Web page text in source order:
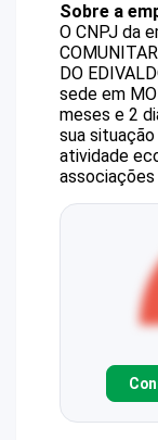
Sobre a
O CNPJ da
DO
sede em
meses e 2
sua
atividade